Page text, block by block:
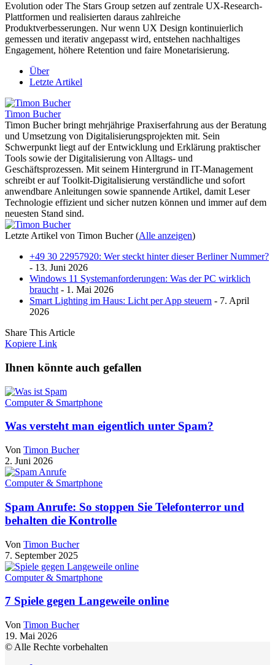
Evolution oder The Stars Group setzen auf zentrale UX-Research-
Plattformen und realisierten daraus zahlreiche
Produktverbesserungen. Nur wenn UX Design kontinuierlich
gemessen und iterativ angepasst wird, entstehen nachhaltiges
Engagement, höhere Retention und faire Monetarisierung.
Über
Letzte Artikel
Timon Bucher
Timon Bucher bringt mehrjährige Praxiserfahrung aus der Beratung
und Umsetzung von Digitalisierungsprojekten mit. Sein
Schwerpunkt liegt auf der Entwicklung und Erklärung praktischer
Tools sowie der Digitalisierung von Alltags- und
Geschäftsprozessen. Mit seinem Hintergrund in IT-Management
schreibt er auf Toolkit-Digitalisierung verständliche und sofort
anwendbare Anleitungen sowie spannende Artikel, damit Leser
Technologie effizient und sicher nutzen können und immer auf dem
neuesten Stand sind.
Letzte Artikel von Timon Bucher(Alle anzeigen)
+49 30 22957920: Wer steckt hinter dieser Berliner Nummer?
- 13. Juni 2026
Windows 11 Systemanforderungen: Was der PC wirklich
braucht - 1. Mai 2026
Smart Lighting im Haus: Licht per App steuern - 7. April
2026
Share This Article
Kopiere Link
Ihnen könnte auch gefallen
Computer & Smartphone
Was versteht man eigentlich unter Spam?
Von Timon Bucher
2. Juni 2026
Computer & Smartphone
Spam Anrufe: So stoppen Sie Telefonterror und
behalten die Kontrolle
Von Timon Bucher
7. September 2025
Computer & Smartphone
7 Spiele gegen Langeweile online
Von Timon Bucher
19. Mai 2026
© Alle Rechte vorbehalten